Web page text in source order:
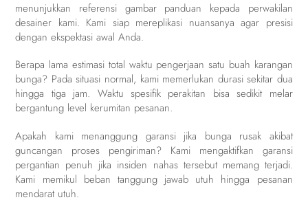
menunjukkan referensi gambar panduan kepada perwakilan
desainer kami. Kami siap mereplikasi nuansanya agar presisi
dengan ekspektasi awal Anda.
Berapa lama estimasi total waktu pengerjaan satu buah karangan
bunga? Pada situasi normal, kami memerlukan durasi sekitar dua
hingga tiga jam. Waktu spesifik perakitan bisa sedikit melar
bergantung level kerumitan pesanan.
Apakah kami menanggung garansi jika bunga rusak akibat
guncangan proses pengiriman? Kami mengaktifkan garansi
pergantian penuh jika insiden nahas tersebut memang terjadi.
Kami memikul beban tanggung jawab utuh hingga pesanan
mendarat utuh.